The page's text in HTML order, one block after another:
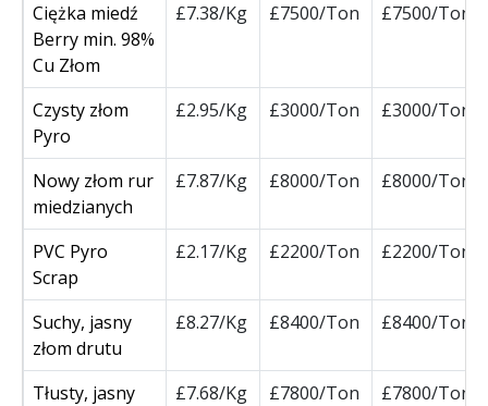
Ciężka miedź
Berry min. 98%
Cu Złom
£7.38/Kg £7500/Ton £7500/Ton
Czysty złom
Pyro
£2.95/Kg £3000/Ton £3000/Ton
Nowy złom rur
miedzianych
£7.87/Kg £8000/Ton £8000/Ton
PVC Pyro
Scrap
£2.17/Kg £2200/Ton £2200/Ton
Suchy, jasny
złom drutu
£8.27/Kg £8400/Ton £8400/Ton
Tłusty, jasny
£7.68/Kg £7800/Ton £7800/Ton